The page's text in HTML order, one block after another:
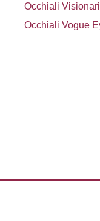
Occhiali
Occhiali Vogue